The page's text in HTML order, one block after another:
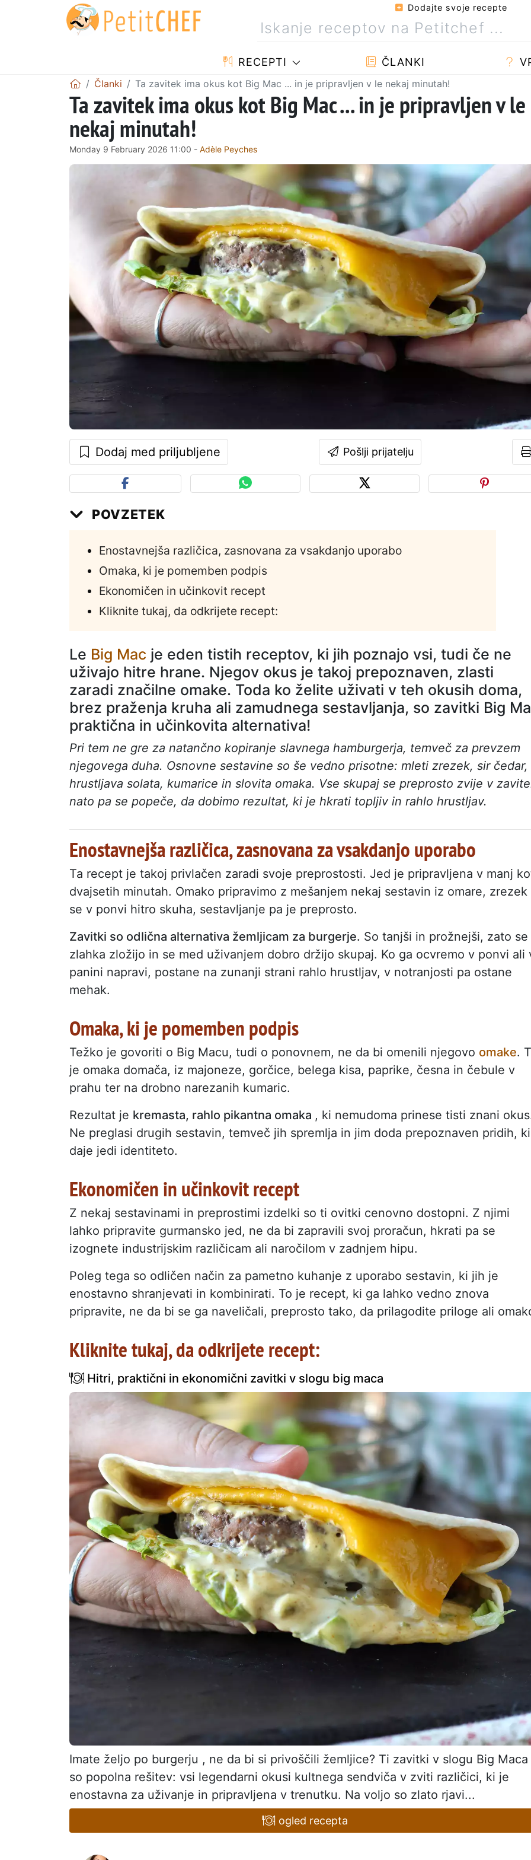
Dodajte svoje recepte
RECEPTI ČLANKI
Članki Ta zavitek ima okus kot Big Mac ... in je pripravljen v le nekaj minutah!
Ta zavitek ima okus kot Big Mac ... in je pripravljen v le
nekaj minutah!
Monday 9 February 2026 11:00 - Adèle Peyches
Dodaj med priljubljene Pošlji prijatelju
POVZETEK
Enostavnejša različica, zasnovana za vsakdanjo uporabo
Omaka, ki je pomemben podpis
Ekonomičen in učinkovit recept
Kliknite tukaj, da odkrijete recept:
Le Big Mac je eden tistih receptov, ki jih poznajo vsi, tudi če ne
uživajo hitre hrane. Njegov okus je takoj prepoznaven, zlasti
zaradi značilne omake. Toda ko želite uživati v teh okusih doma,
brez praženja kruha ali zamudnega sestavljanja, so zavitki Big
praktična in učinkovita alternativa!
Pri tem ne gre za natančno kopiranje slavnega hamburgerja, temveč za prevzem
njegovega duha. Osnovne sestavine so še vedno prisotne: mleti zrezek, sir čedar,
hrustljava solata, kumarice in slovita omaka. Vse skupaj se preprosto zvije v
nato pa se popeče, da dobimo rezultat, ki je hkrati topljiv in rahlo hrustljav.
Enostavnejša različica, zasnovana za vsakdanjo uporabo
Ta recept je takoj privlačen zaradi svoje preprostosti. Jed je pripravljena v manj
dvajsetih minutah. Omako pripravimo z mešanjem nekaj sestavin iz omare, zrezek
se v ponvi hitro skuha, sestavljanje pa je preprosto.
Zavitki so odlična alternativa žemljicam za burgerje. So tanjši in prožnejši, zato se
zlahka zložijo in se med uživanjem dobro držijo skupaj. Ko ga ocvremo v ponvi ali
panini napravi, postane na zunanji strani rahlo hrustljav, v notranjosti pa ostane
mehak.
Omaka, ki je pomemben podpis
Težko je govoriti o Big Macu, tudi o ponovnem, ne da bi omenili njegovo omake.
je omaka domača, iz majoneze, gorčice, belega kisa, paprike, česna in čebule v
prahu ter na drobno narezanih kumaric.
Rezultat je kremasta, rahlo pikantna omaka , ki nemudoma prinese tisti znani
Ne preglasi drugih sestavin, temveč jih spremlja in jim doda prepoznaven pridih, ki
daje jedi identiteto.
Ekonomičen in učinkovit recept
Z nekaj sestavinami in preprostimi izdelki so ti ovitki cenovno dostopni. Z njimi
lahko pripravite gurmansko jed, ne da bi zapravili svoj proračun, hkrati pa se
izognete industrijskim različicam ali naročilom v zadnjem hipu.
Poleg tega so odličen način za pametno kuhanje z uporabo sestavin, ki jih je
enostavno shranjevati in kombinirati. To je recept, ki ga lahko vedno znova
pripravite, ne da bi se ga naveličali, preprosto tako, da prilagodite priloge ali
Kliknite tukaj, da odkrijete recept:
Hitri, praktični in ekonomični zavitki v slogu big maca
Imate željo po burgerju , ne da bi si privoščili žemljice? Ti zavitki v slogu Big Maca
so popolna rešitev: vsi legendarni okusi kultnega sendviča v zviti različici, ki je
enostavna za uživanje in pripravljena v trenutku. Na voljo so zlato rjavi...
ogled recepta